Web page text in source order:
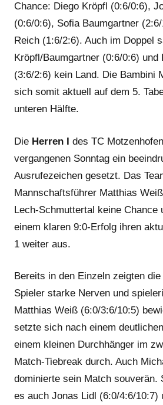
Chance: Diego Kröpfl (0:6/0:6),
(0:6/0:6), Sofia Baumgartner
Reich (1:6/2:6). Auch im Doppel
Kröpfl/Baumgartner (0:6/0:6) und
(3:6/2:6) kein Land. Die Bambini
sich somit aktuell auf dem 5.
unteren Hälfte.
Die Herren I des TC
vergangenen Sonntag ein
Ausrufezeichen gesetzt. Das
Mannschaftsführer Matthias
Lech-Schmuttertal keine Chance
einem klaren 9:0-Erfolg ihren
1 weiter aus.
Bereits in den Einzeln zeigten
Spieler starke Nerven und
Matthias Weiß (6:0/3:6/10:5)
setzte sich nach einem
einem kleinen Durchhänger im
Match-Tiebreak durch. Auch
dominierte sein Match souverän.
es auch Jonas Lidl (6:0/4:6/10:7)